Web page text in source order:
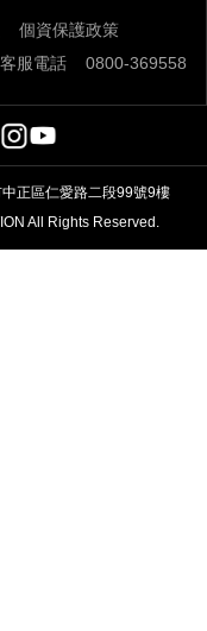
個資保護政策
客服電話 0800-369558
中正區仁愛路二段99號9樓
All Rights Reserved.